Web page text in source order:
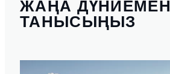
ЖАҢА ДҮНИЕМЕН
ТАНЫСЫҢЫЗ